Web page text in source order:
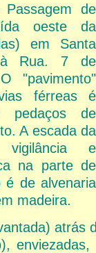
de
oeste da
em Santa
Rua. 7 de
"pavimento"
férreas é
pedaços de
A escada da
e
na parte de
de alvenaria
madeira.
atrás